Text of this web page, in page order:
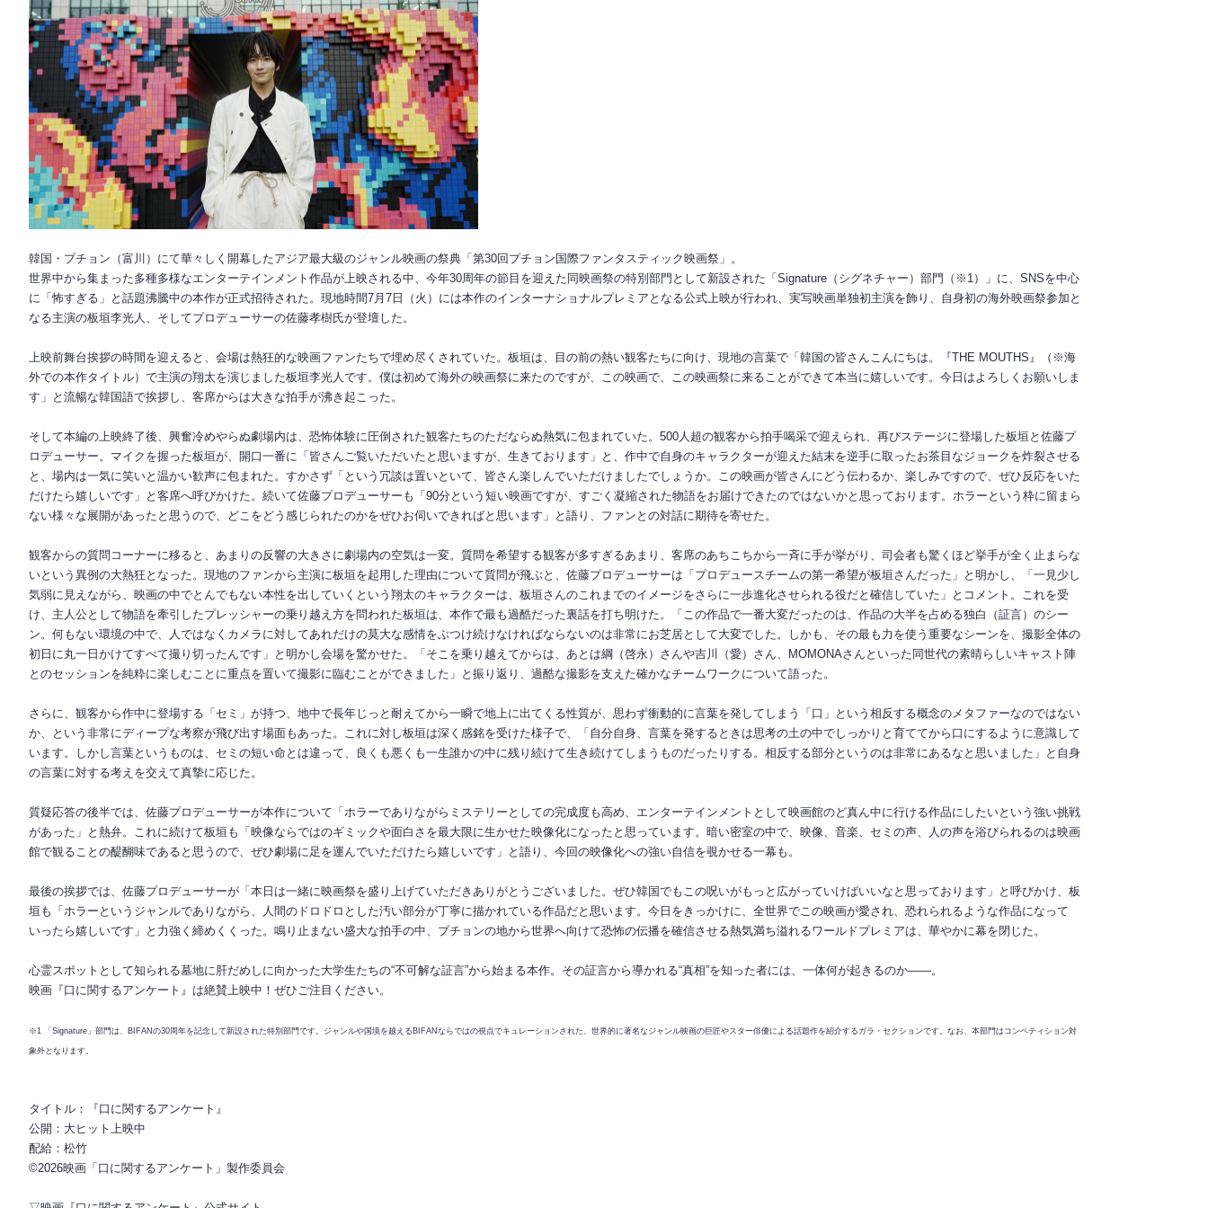
韓国・プチョン（富川）にて華々しく開幕したアジア最大級のジャンル映画の祭典「第30回プチョン国際ファンタスティック映画祭」。
世界中から集まった多種多様なエンターテインメント作品が上映される中、今年30周年の節目を迎えた同映画祭の特別部門として新設された「Signature（シグネチャー）部門（※1）」に、SNSを中心
に「怖すぎる」と話題沸騰中の本作が正式招待された。現地時間7月7日（火）には本作のインターナショナルプレミアとなる公式上映が行われ、実写映画単独初主演を飾り、自身初の海外映画祭参加と
なる主演の板垣李光人、そしてプロデューサーの佐藤孝樹氏が登壇した。
上映前舞台挨拶の時間を迎えると、会場は熱狂的な映画ファンたちで埋め尽くされていた。板垣は、目の前の熱い観客たちに向け、現地の言葉で「韓国の皆さんこんにちは。『THE MOUTHS』（※海
外での本作タイトル）で主演の翔太を演じました板垣李光人です。僕は初めて海外の映画祭に来たのですが、この映画で、この映画祭に来ることができて本当に嬉しいです。今日はよろしくお願いしま
す」と流暢な韓国語で挨拶し、客席からは大きな拍手が沸き起こった。
そして本編の上映終了後、興奮冷めやらぬ劇場内は、恐怖体験に圧倒された観客たちのただならぬ熱気に包まれていた。500人超の観客から拍手喝采で迎えられ、再びステージに登場した板垣と佐藤プ
ロデューサー。マイクを握った板垣が、開口一番に「皆さんご覧いただいたと思いますが、生きております」と、作中で自身のキャラクターが迎えた結末を逆手に取ったお茶目なジョークを炸裂させる
と、場内は一気に笑いと温かい歓声に包まれた。すかさず「という冗談は置いといて、皆さん楽しんでいただけましたでしょうか。この映画が皆さんにどう伝わるか、楽しみですので、ぜひ反応をいた
だけたら嬉しいです」と客席へ呼びかけた。続いて佐藤プロデューサーも「90分という短い映画ですが、すごく凝縮された物語をお届けできたのではないかと思っております。ホラーという枠に留まら
ない様々な展開があったと思うので、どこをどう感じられたのかをぜひお伺いできればと思います」と語り、ファンとの対話に期待を寄せた。
観客からの質問コーナーに移ると、あまりの反響の大きさに劇場内の空気は一変。質問を希望する観客が多すぎるあまり、客席のあちこちから一斉に手が挙がり、司会者も驚くほど挙手が全く止まらな
いという異例の大熱狂となった。現地のファンから主演に板垣を起用した理由について質問が飛ぶと、佐藤プロデューサーは「プロデュースチームの第一希望が板垣さんだった」と明かし、「一見少し
気弱に見えながら、映画の中でとんでもない本性を出していくという翔太のキャラクターは、板垣さんのこれまでのイメージをさらに一歩進化させられる役だと確信していた」とコメント。これを受
け、主人公として物語を牽引したプレッシャーの乗り越え方を問われた板垣は、本作で最も過酷だった裏話を打ち明けた。「この作品で一番大変だったのは、作品の大半を占める独白（証言）のシー
ン。何もない環境の中で、人ではなくカメラに対してあれだけの莫大な感情をぶつけ続けなければならないのは非常にお芝居として大変でした。しかも、その最も力を使う重要なシーンを、撮影全体の
初日に丸一日かけてすべて撮り切ったんです」と明かし会場を驚かせた。「そこを乗り越えてからは、あとは綱（啓永）さんや吉川（愛）さん、MOMONAさんといった同世代の素晴らしいキャスト陣
とのセッションを純粋に楽しむことに重点を置いて撮影に臨むことができました」と振り返り、過酷な撮影を支えた確かなチームワークについて語った。
さらに、観客から作中に登場する「セミ」が持つ、地中で長年じっと耐えてから一瞬で地上に出てくる性質が、思わず衝動的に言葉を発してしまう「口」という相反する概念のメタファーなのではない
か、という非常にディープな考察が飛び出す場面もあった。これに対し板垣は深く感銘を受けた様子で、「自分自身、言葉を発するときは思考の土の中でしっかりと育ててから口にするように意識して
います。しかし言葉というものは、セミの短い命とは違って、良くも悪くも一生誰かの中に残り続けて生き続けてしまうものだったりする。相反する部分というのは非常にあるなと思いました」と自身
の言葉に対する考えを交えて真摯に応じた。
質疑応答の後半では、佐藤プロデューサーが本作について「ホラーでありながらミステリーとしての完成度も高め、エンターテインメントとして映画館のど真ん中に行ける作品にしたいという強い挑戦
があった」と熱弁。これに続けて板垣も「映像ならではのギミックや面白さを最大限に生かせた映像化になったと思っています。暗い密室の中で、映像、音楽、セミの声、人の声を浴びられるのは映画
館で観ることの醍醐味であると思うので、ぜひ劇場に足を運んでいただけたら嬉しいです」と語り、今回の映像化への強い自信を覗かせる一幕も。
最後の挨拶では、佐藤プロデューサーが「本日は一緒に映画祭を盛り上げていただきありがとうございました。ぜひ韓国でもこの呪いがもっと広がっていけばいいなと思っております」と呼びかけ、板
垣も「ホラーというジャンルでありながら、人間のドロドロとした汚い部分が丁寧に描かれている作品だと思います。今日をきっかけに、全世界でこの映画が愛され、恐れられるような作品になって
いったら嬉しいです」と力強く締めくくった。鳴り止まない盛大な拍手の中、プチョンの地から世界へ向けて恐怖の伝播を確信させる熱気満ち溢れるワールドプレミアは、華やかに幕を閉じた。
心霊スポットとして知られる墓地に肝だめしに向かった大学生たちの“不可解な証言”から始まる本作。その証言から導かれる“真相”を知った者には、一体何が起きるのか――。
映画『口に関するアンケート』は絶賛上映中！ぜひご注目ください。
※1 「Signature」部門は、BIFANの30周年を記念して新設された特別部門です。ジャンルや国境を越えるBIFANならではの視点でキュレーションされた、世界的に著名なジャンル映画の巨匠やスター俳優による話題作を紹介するガラ・セクションです。なお、本部門はコンペティション対
象外となります。
タイトル：『口に関するアンケート』
公開：大ヒット上映中
配給：松竹
©2026映画「口に関するアンケート」製作委員会